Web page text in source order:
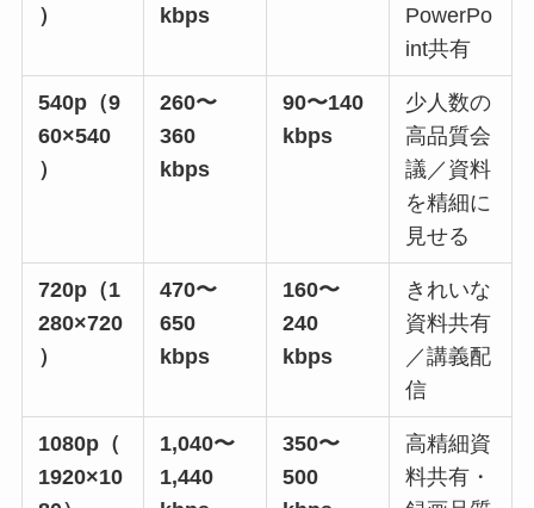
）
kbps
PowerPo
int共有
540p（9
60×540
）
260〜
360
kbps
90〜140
kbps
少人数の
高品質会
議／資料
を精細に
見せる
720p（1
280×720
）
470〜
650
kbps
160〜
240
kbps
きれいな
資料共有
／講義配
信
1080p（
1920×10
1,040〜
1,440
350〜
500
高精細資
料共有・